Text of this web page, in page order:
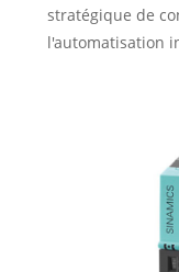
stratégique de
l'automatisation